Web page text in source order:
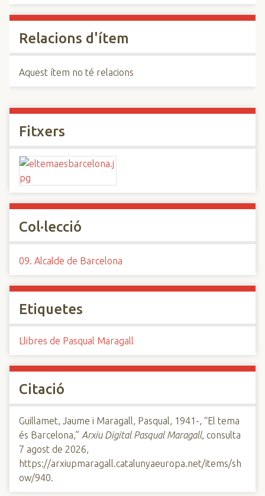
Relacions d'ítem
Aquest ítem no té relacions
Fitxers
Col·lecció
09. Alcalde de Barcelona
Etiquetes
Llibres de Pasqual Maragall
Citació
Guillamet, Jaume i Maragall, Pasqual, 1941-, “El tema
és Barcelona,” Arxiu Digital Pasqual Maragall, consulta
7 agost de 2026,
https://arxiupmaragall.catalunyaeuropa.net/items/sh
ow/940.